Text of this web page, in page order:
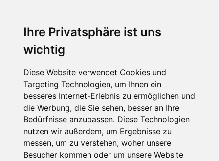
Ihre Privatsphäre ist uns
wichtig
Diese Website verwendet Cookies und
Targeting Technologien, um Ihnen ein
besseres Internet-Erlebnis zu ermöglichen und
die Werbung, die Sie sehen, besser an Ihre
Bedürfnisse anzupassen. Diese Technologien
nutzen wir außerdem, um Ergebnisse zu
messen, um zu verstehen, woher unsere
Besucher kommen oder um unsere Website